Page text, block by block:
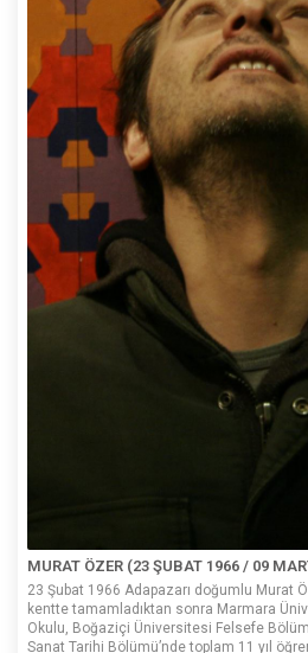
MURAT ÖZER (23 ŞUBAT 1966 / 09
23 Şubat 1966 Adapazarı doğumlu Murat
kentte tamamladıktan sonra Marmara
Okulu, Boğaziçi Üniversitesi Felsefe
Sanat Tarihi Bölümü’nde toplam 11 yıl